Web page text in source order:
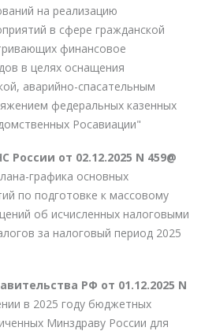
на реализацию
в сфере гражданской
финансовое
в целях оснащения
аварийно-спасательным
федеральных казенных
Росавиации"
от 02.12.2025 N 459@
графика основных
по подготовке к массовому
об исчисленных налоговыми
за налоговый период 2025
РФ от 01.12.2025 N
в 2025 году бюджетных
Минздраву России для